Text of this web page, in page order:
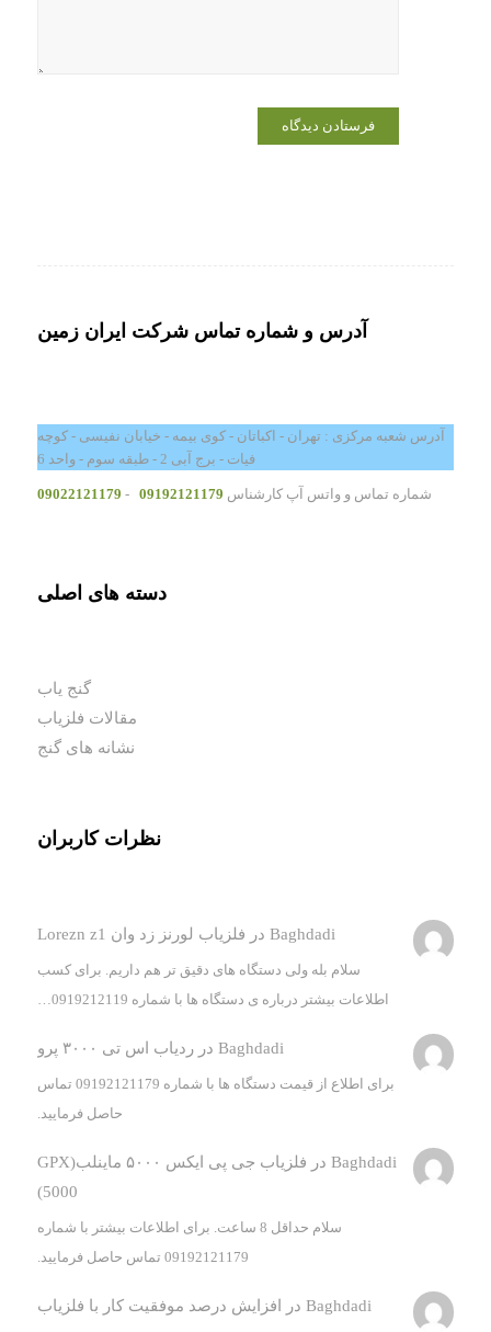
آدرس و شماره تماس شرکت ایران زمین
آدرس شعبه مرکزی : تهران - اکباتان - کوی بیمه - خیابان نفیسی - کوچه
فیات - برج آبی 2 - طبقه سوم - واحد 6
شماره تماس و واتس آپ کارشناس 09192121179
-
09022121179
دسته های اصلی
گنج یاب
مقالات فلزیاب
نشانه های گنج
نظرات کاربران
Baghdadi در فلزیاب لورنز زد وان Lorezn z1
سلام بله ولی دستگاه های دقیق تر هم داریم. برای کسب
اطلاعات بیشتر درباره ی دستگاه ها با شماره 0919212119…
Baghdadi درردیاب اس تی ۳۰۰۰ پرو
برای اطلاع از قیمت دستگاه ها با شماره 09192121179 تماس
حاصل فرمایید.
Baghdadi در
فلزیاب جی پی ایکس ۵۰۰۰ ماینلب(GPX
5000)
سلام حداقل 8 ساعت. برای اطلاعات بیشتر با شماره
09192121179 تماس حاصل فرمایید.
Baghdadi در افزایش درصد موفقیت کار با فلزیاب